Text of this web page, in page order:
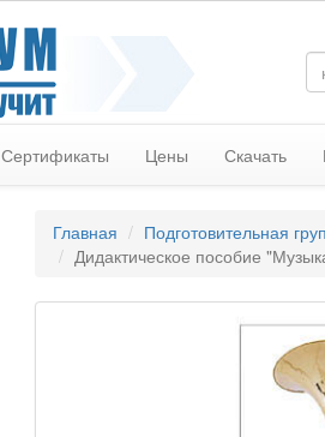
Сертификаты Цены Скачать
Главная
Подготовительная
Дидактическое пособие